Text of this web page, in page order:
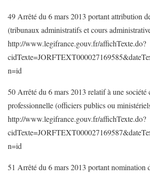
49 Arrêté du 6 mars 2013 portant attribution
(tribunaux administratifs et cours
http://www.legifrance.gouv.fr/affichTexte.do?
n=id
50 Arrêté du 6 mars 2013 relatif à une société
professionnelle (officiers publics ou
http://www.legifrance.gouv.fr/affichTexte.do?
n=id
51 Arrêté du 6 mars 2013 portant nomination